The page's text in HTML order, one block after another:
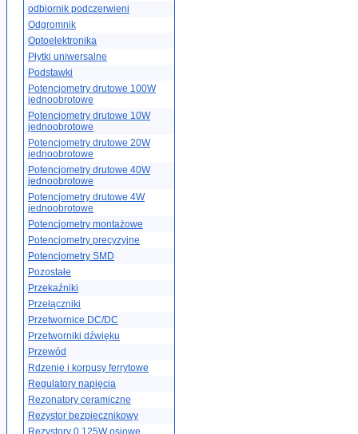
odbiornik podczerwieni
Odgromnik
Optoelektronika
Płytki uniwersalne
Podstawki
Potencjometry drutowe 100W
jednoobrotowe
Potencjometry drutowe 10W
jednoobrotowe
Potencjometry drutowe 20W
jednoobrotowe
Potencjometry drutowe 40W
jednoobrotowe
Potencjometry drutowe 4W
jednoobrotowe
Potencjometry montażowe
Potencjometry precyzyjne
Potencjometry SMD
Pozostałe
Przekaźniki
Przełączniki
Przetwornice DC/DC
Przetworniki dźwięku
Przewód
Rdzenie i korpusy ferrytowe
Regulatory napięcia
Rezonatory ceramiczne
Rezystor bezpiecznikowy
Rezystory 0.125W osiowe